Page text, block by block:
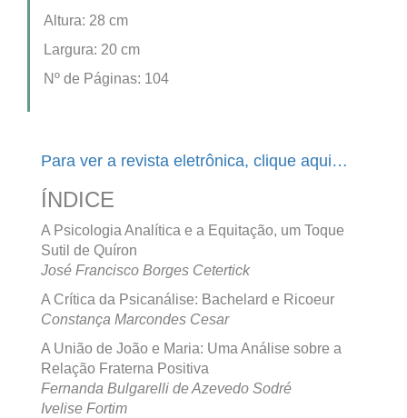
Altura: 28 cm
Largura: 20 cm
Nº de Páginas: 104
Para ver a revista eletrônica, clique aqui…
ÍNDICE
A Psicologia Analítica e a Equitação, um Toque
Sutil de Quíron
José Francisco Borges Cetertick
A Crítica da Psicanálise: Bachelard e Ricoeur
Constança Marcondes Cesar
A União de João e Maria: Uma Análise sobre a
Relação Fraterna Positiva
Fernanda Bulgarelli de Azevedo Sodré
Ivelise Fortim